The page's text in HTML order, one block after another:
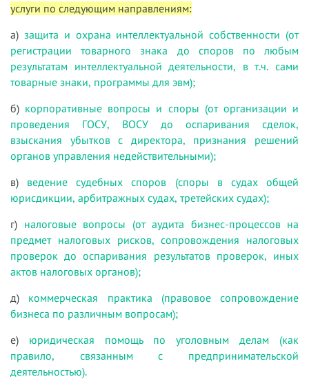
услуги по следующим направлениям:
а) защита и охрана интеллектуальной собственности (от
регистрации товарного знака до споров по любым
результатам интеллектуальной деятельности, в т.ч. сами
товарные знаки, программы для эвм);
б) корпоративные вопросы и споры (от организации и
проведения ГОСУ, ВОСУ до оспаривания сделок,
взыскания убытков с директора, признания решений
органов управления недействительными);
в) ведение судебных споров (споры в судах общей
юрисдикции, арбитражных судах, третейских судах);
г) налоговые вопросы (от аудита бизнес-процессов на
предмет налоговых рисков, сопровождения налоговых
проверок до оспаривания результатов проверок, иных
актов налоговых органов);
д) коммерческая практика (правовое сопровождение
бизнеса по различным вопросам);
е) юридическая помощь по уголовным делам (как
правило, связанным с предпринимательской
деятельностью).